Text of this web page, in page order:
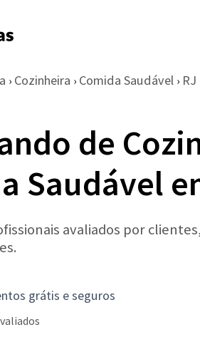
› Cozinheira › Comida Saudável › RJ
de
Saudável
avaliados por
grátis e seguros